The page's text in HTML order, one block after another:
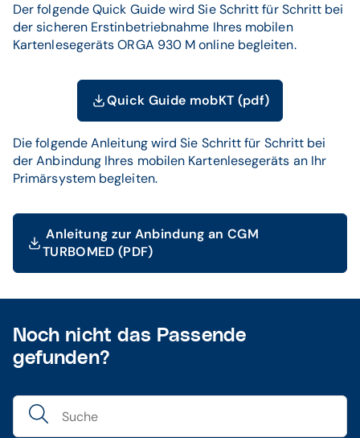
Der folgende Quick Guide wird Sie Schritt für Schritt bei
der sicheren Erstinbetriebnahme Ihres mobilen
Kartenlesegeräts ORGA 930 M online begleiten.
Quick Guide mobKT (pdf)
Die folgende Anleitung wird Sie Schritt für Schritt bei
der Anbindung Ihres mobilen Kartenlesegeräts an Ihr
Primärsystem begleiten.
Anleitung zur Anbindung an CGM
TURBOMED (PDF)
Noch nicht das Passende
gefunden?